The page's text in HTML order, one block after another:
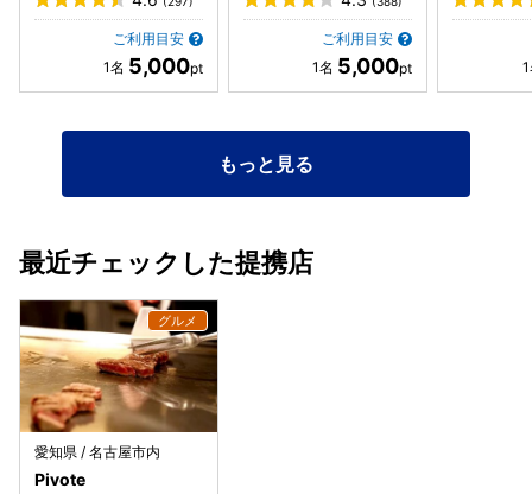
ご利用目安
5,000
ご利用目安
5,000
もっと見る
最近チェックした提携店
愛知県 / 名古屋市内
Pivote